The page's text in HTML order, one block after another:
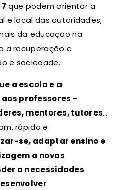
7 que podem orientar a
e local das autoridades,
da educação na
a recuperação e
e sociedade.
a escola e a
professores –
mentores, tutores…
rápida e
se, adaptar ensino e
a novas
a necessidades